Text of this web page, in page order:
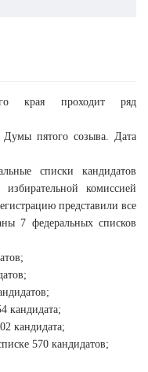
края проходит ряд
Думы пятого созыва. Дата
списки кандидатов
комиссией
представили все
7 федеральных списков
кандидата;
кандидата;
570 кандидатов;